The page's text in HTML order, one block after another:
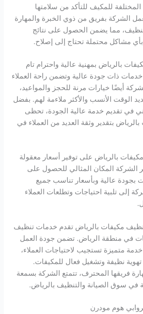
للمكيف للتأكد من سلامتها
الشركة بفريق من ذوي الخبرة والمهارة
مما يضمن الحصول على نتائج
مشاكل محتملة تحتاج إلى إصلاح.
بالرياض بمهنية عالية واحترام تام
ذات جودة عالية وتضمن راحة العملاء
أيضًا خيارات مرنة للحجز والمواعيد،
الوقت الأنسب والأكثر ملاءمة لهم. بفضل
في تقديم خدمة عالية الجودة، تحظى
بتقدير وثقة العديد من العملاء في
بالرياض على توفير أسعار معقولة
الشركة المكان المثالي للحصول على
عالية وبأسعار تناسب جميع
إلى تلبية احتياجات وتطلعات العملاء
مكيفات بالرياض تقدم خدمات تنظيف
في منطقة الرياض. تضمن جودة العمل
متميزة تستجيب لاحتياجات العملاء،
نظيفة وتشغيل فعال للمكيفات.
فريقها المحترف، تتمتع الشركة بسمعة
في سوق الصيانة والتنظيف بالرياض.
هوم مودرن